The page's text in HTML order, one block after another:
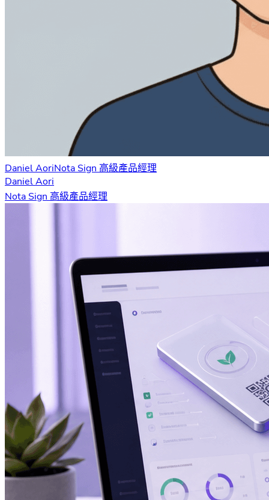
Daniel AoriNota Sign 高級產品經理
Daniel Aori
Nota Sign 高級產品經理